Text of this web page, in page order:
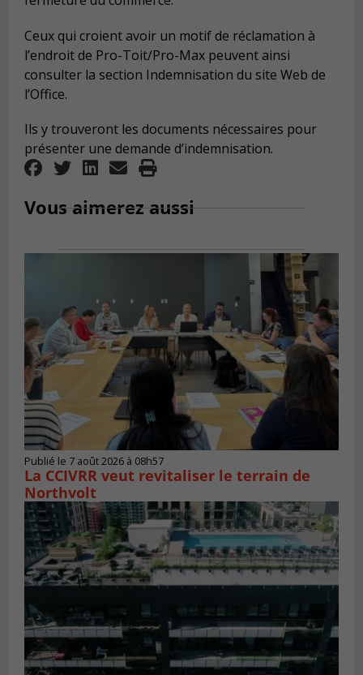
Ceux qui croient avoir un motif de réclamation à
l’endroit de Pro-Toit/Pro-Max peuvent ainsi
consulter la section Indemnisation du site Web de
l’Office.
Ils y trouveront les documents nécessaires pour
présenter une demande d’indemnisation.
Vous aimerez aussi
Publié le 7 août 2026 à 08h57
La CCIVRR veut revitaliser le terrain de
Northvolt